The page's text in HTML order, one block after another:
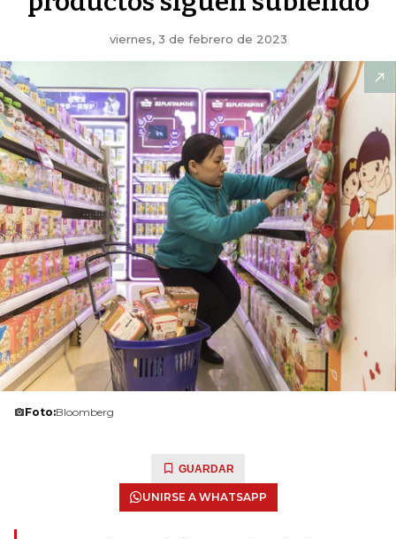
viernes, 3 de febrero de 2023
Foto:Bloomberg
GUARDAR
UNIRSE A WHATSAPP